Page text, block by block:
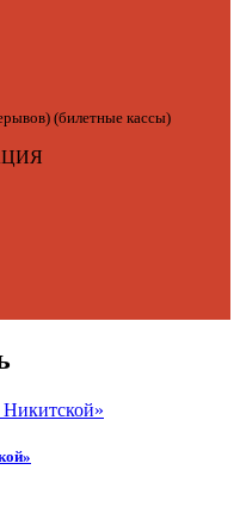
(билетные кассы)